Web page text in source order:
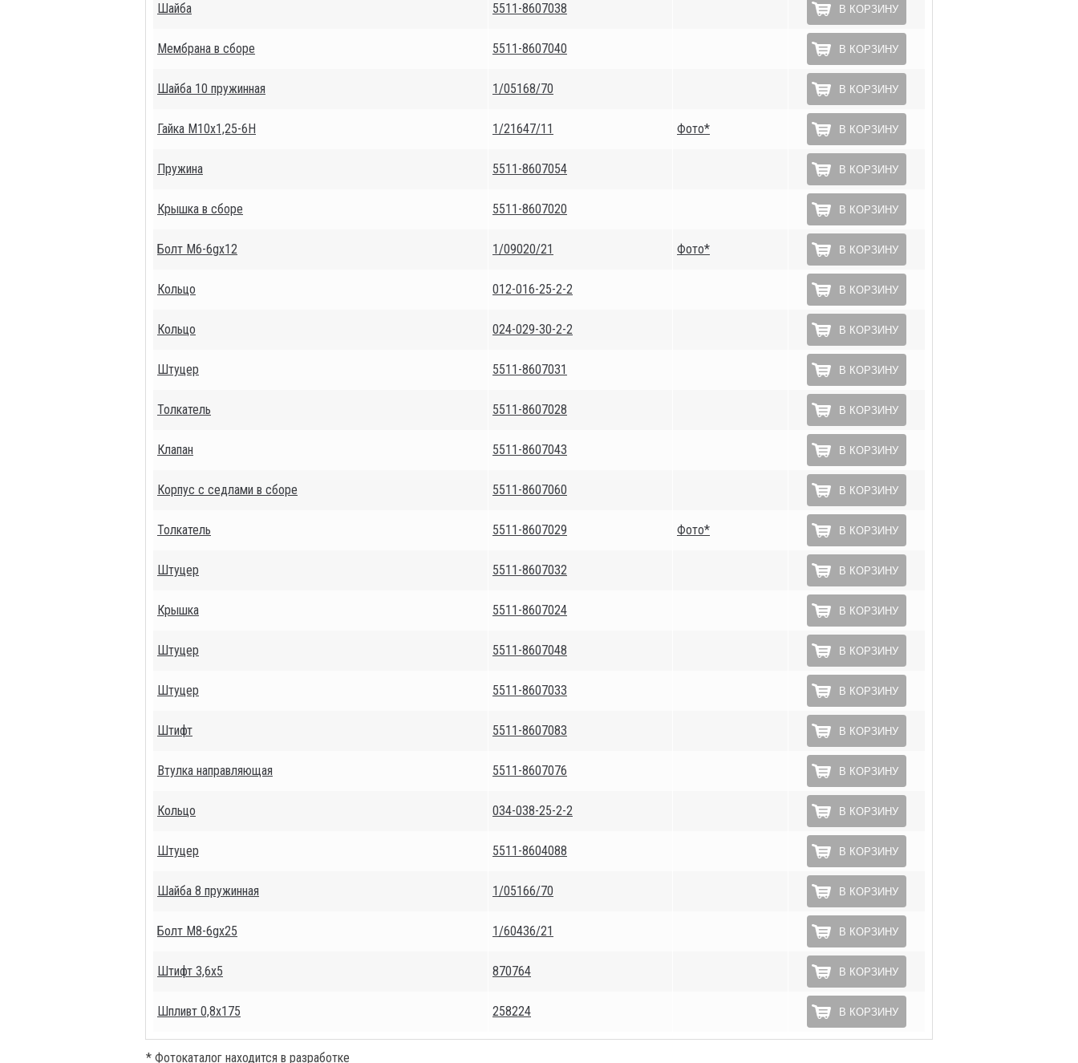
Шайба 5511-8607038 В КОРЗИНУ
Мембрана в сборе 5511-8607040 В КОРЗИНУ
Шайба 10 пружинная 1/05168/70 В КОРЗИНУ
Гайка М10х1,25-6Н 1/21647/11 Фото* В КОРЗИНУ
Пружина 5511-8607054 В КОРЗИНУ
Крышка в сборе 5511-8607020 В КОРЗИНУ
Болт М6-6gх12 1/09020/21 Фото* В КОРЗИНУ
Кольцо 012-016-25-2-2 В КОРЗИНУ
Кольцо 024-029-30-2-2 В КОРЗИНУ
Штуцер 5511-8607031 В КОРЗИНУ
Толкатель 5511-8607028 В КОРЗИНУ
Клапан 5511-8607043 В КОРЗИНУ
Корпус с седлами в сборе 5511-8607060 В КОРЗИНУ
Толкатель 5511-8607029 Фото* В КОРЗИНУ
Штуцер 5511-8607032 В КОРЗИНУ
Крышка 5511-8607024 В КОРЗИНУ
Штуцер 5511-8607048 В КОРЗИНУ
Штуцер 5511-8607033 В КОРЗИНУ
Штифт 5511-8607083 В КОРЗИНУ
Втулка направляющая 5511-8607076 В КОРЗИНУ
Кольцо 034-038-25-2-2 В КОРЗИНУ
Штуцер 5511-8604088 В КОРЗИНУ
Шайба 8 пружинная 1/05166/70 В КОРЗИНУ
Болт М8-6gх25 1/60436/21 В КОРЗИНУ
Штифт 3,6х5 870764 В КОРЗИНУ
Шпливт 0,8х175 258224 В КОРЗИНУ
* Фотокаталог находится в разработке